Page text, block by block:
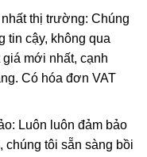
thành màuvàng, và
kim hoàn đá quý
gia nhiệt”. Thạch
khi bị lộ ra mặt đất.
chất lượng cao. Các
với ametit tự
chính xác trừ khi
thị trường: Chúng
tin cậy, không qua
mới nhất, cạnh
Có hóa đơn VAT
Luôn luôn đảm bảo
chúng tôi sẵn sàng bồi